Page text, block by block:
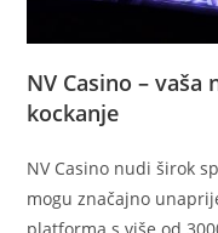
NV Casino –
kockanje
NV Casino nudi širok
mogu značajno